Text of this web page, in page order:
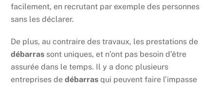
facilement, en recrutant par exemple des personnes
sans les déclarer.
De plus, au contraire des travaux, les prestations de
débarras sont uniques, et n’ont pas besoin d’être
assurée dans le temps. Il y a donc plusieurs
entreprises dedébarras qui peuvent faire l’impasse